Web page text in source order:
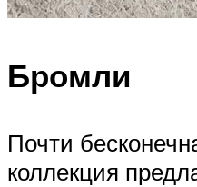
Бромли
Почти
коллекция